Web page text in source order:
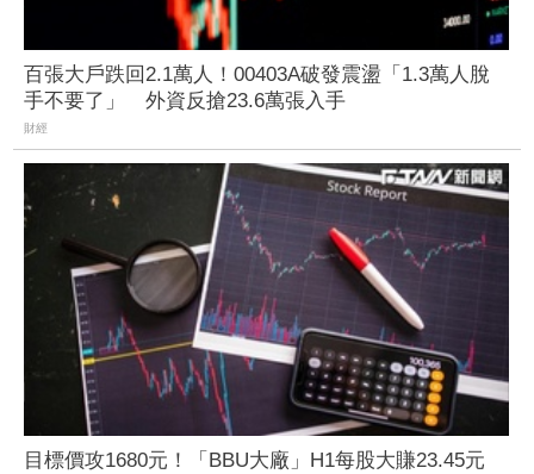
百張大戶跌回2.1萬人！00403A破發震盪「1.3萬人脫
手不要了」 外資反搶23.6萬張入手
財經
目標價攻1680元！「BBU大廠」H1每股大賺23.45元